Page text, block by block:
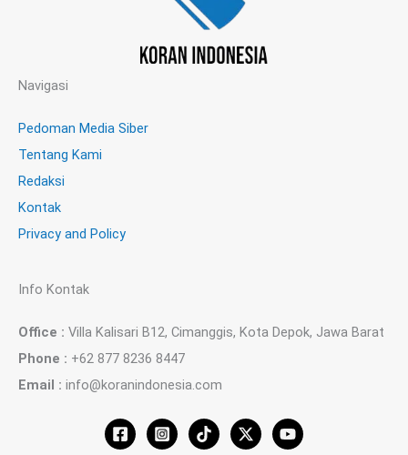
Navigasi
Pedoman Media Siber
Tentang Kami
Redaksi
Kontak
Privacy and Policy
Info Kontak
Office : Villa Kalisari B12, Cimanggis, Kota Depok, Jawa Barat
Phone : +62 877 8236 8447
Email : info@koranindonesia.com